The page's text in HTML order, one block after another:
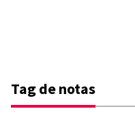
Tag de notas